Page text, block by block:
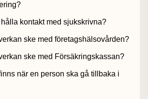
kontakt med sjukskrivna?
ske med företagshälsovården?
ske med Försäkringskassan?
när en person ska gå tillbaka i